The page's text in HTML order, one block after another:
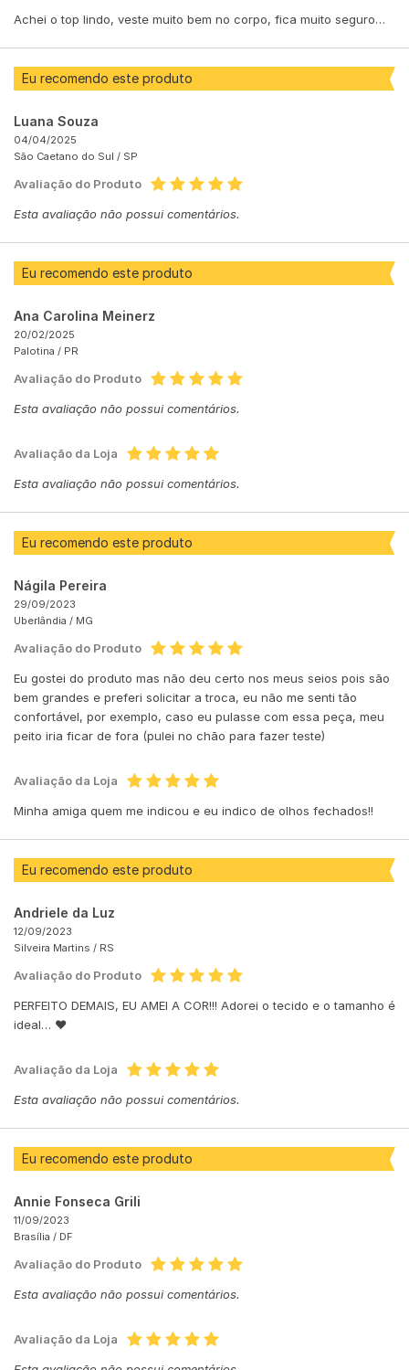
Achei o top lindo, veste muito bem no corpo, fica muito seguro…
Eu recomendo este produto
Luana Souza
04/04/2025
São Caetano do Sul / SP
Avaliação do Produto
Esta avaliação não possui comentários.
Eu recomendo este produto
Ana Carolina Meinerz
20/02/2025
Palotina / PR
Avaliação do Produto
Esta avaliação não possui comentários.
Avaliação da Loja
Esta avaliação não possui comentários.
Eu recomendo este produto
Nágila Pereira
29/09/2023
Uberlândia / MG
Avaliação do Produto
Eu gostei do produto mas não deu certo nos meus seios pois são
bem grandes e preferi solicitar a troca, eu não me senti tão
confortável, por exemplo, caso eu pulasse com essa peça, meu
peito iria ficar de fora (pulei no chão para fazer teste)
Avaliação da Loja
Minha amiga quem me indicou e eu indico de olhos fechados!!
Eu recomendo este produto
Andriele da Luz
12/09/2023
Silveira Martins / RS
Avaliação do Produto
PERFEITO DEMAIS, EU AMEI A COR!!! Adorei o tecido e o tamanho é
ideal… ❤️
Avaliação da Loja
Esta avaliação não possui comentários.
Eu recomendo este produto
Annie Fonseca Grili
11/09/2023
Brasília / DF
Avaliação do Produto
Esta avaliação não possui comentários.
Avaliação da Loja